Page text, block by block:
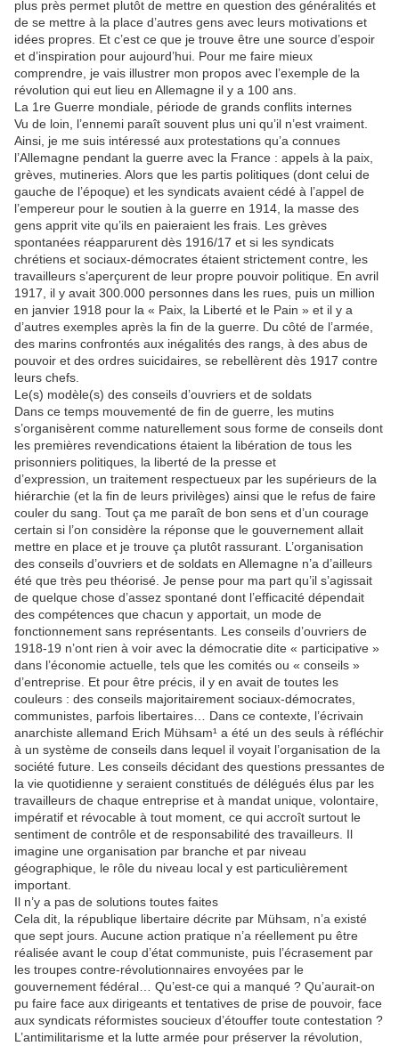
plus près permet plutôt de mettre en question des généralités et
de se mettre à la place d’autres gens avec leurs motivations et
idées propres. Et c’est ce que je trouve être une source d’espoir
et d’inspiration pour aujourd’hui. Pour me faire mieux
comprendre, je vais illustrer mon propos avec l’exemple de la
révolution qui eut lieu en Allemagne il y a 100 ans.
La 1re Guerre mondiale, période de grands conflits internes
Vu de loin, l’ennemi paraît souvent plus uni qu’il n’est vraiment.
Ainsi, je me suis intéressé aux protestations qu’a connues
l’Allemagne pendant la guerre avec la France : appels à la paix,
grèves, mutineries. Alors que les partis politiques (dont celui de
gauche de l’époque) et les syndicats avaient cédé à l’appel de
l’empereur pour le soutien à la guerre en 1914, la masse des
gens apprit vite qu’ils en paieraient les frais. Les grèves
spontanées réapparurent dès 1916/17 et si les syndicats
chrétiens et sociaux-démocrates étaient strictement contre, les
travailleurs s’aperçurent de leur propre pouvoir politique. En avril
1917, il y avait 300.000 personnes dans les rues, puis un million
en janvier 1918 pour la « Paix, la Liberté et le Pain » et il y a
d’autres exemples après la fin de la guerre. Du côté de l’armée,
des marins confrontés aux inégalités des rangs, à des abus de
pouvoir et des ordres suicidaires, se rebellèrent dès 1917 contre
leurs chefs.
Le(s) modèle(s) des conseils d’ouvriers et de soldats
Dans ce temps mouvementé de fin de guerre, les mutins
s’organisèrent comme naturellement sous forme de conseils dont
les premières revendications étaient la libération de tous les
prisonniers politiques, la liberté de la presse et
d’expression, un traitement respectueux par les supérieurs de la
hiérarchie (et la fin de leurs privilèges) ainsi que le refus de faire
couler du sang. Tout ça me paraît de bon sens et d’un courage
certain si l’on considère la réponse que le gouvernement allait
mettre en place et je trouve ça plutôt rassurant. L’organisation
des conseils d’ouvriers et de soldats en Allemagne n’a d’ailleurs
été que très peu théorisé. Je pense pour ma part qu’il s’agissait
de quelque chose d’assez spontané dont l’efficacité dépendait
des compétences que chacun y apportait, un mode de
fonctionnement sans représentants. Les conseils d’ouvriers de
1918-19 n’ont rien à voir avec la démocratie dite « participative »
dans l’économie actuelle, tels que les comités ou « conseils »
d’entreprise. Et pour être précis, il y en avait de toutes les
couleurs : des conseils majoritairement sociaux-démocrates,
communistes, parfois libertaires… Dans ce contexte, l’écrivain
anarchiste allemand Erich Mühsam¹ a été un des seuls à réfléchir
à un système de conseils dans lequel il voyait l’organisation de la
société future. Les conseils décidant des questions pressantes de
la vie quotidienne y seraient constitués de délégués élus par les
travailleurs de chaque entreprise et à mandat unique, volontaire,
impératif et révocable à tout moment, ce qui accroît surtout le
sentiment de contrôle et de responsabilité des travailleurs. Il
imagine une organisation par branche et par niveau
géographique, le rôle du niveau local y est particulièrement
important.
Il n’y a pas de solutions toutes faites
Cela dit, la république libertaire décrite par Mühsam, n’a existé
que sept jours. Aucune action pratique n’a réellement pu être
réalisée avant le coup d’état communiste, puis l’écrasement par
les troupes contre-révolutionnaires envoyées par le
gouvernement fédéral… Qu’est-ce qui a manqué ? Qu’aurait-on
pu faire face aux dirigeants et tentatives de prise de pouvoir, face
aux syndicats réformistes soucieux d’étouffer toute contestation ?
L’antimilitarisme et la lutte armée pour préserver la révolution,